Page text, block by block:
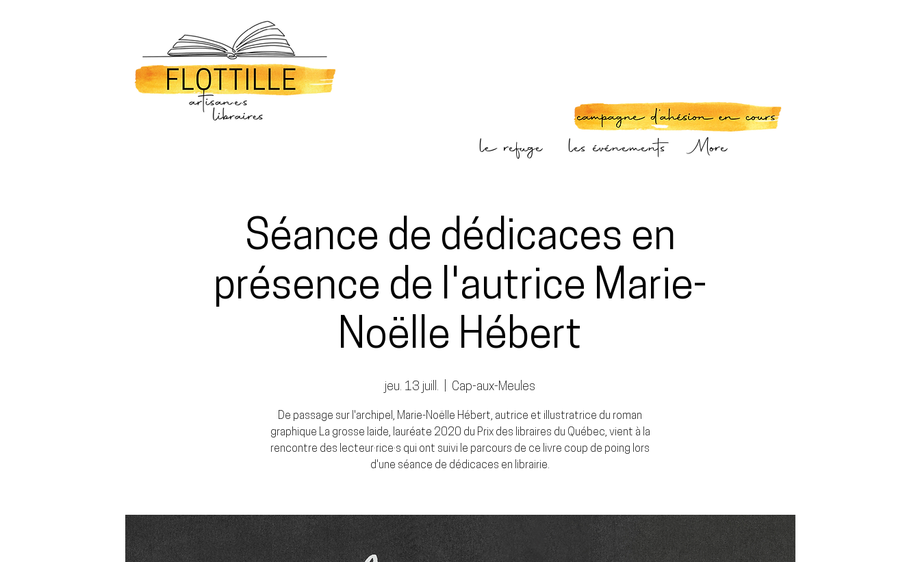
le refuge les événements More
Séance de dédicaces en
présence de l'autrice Marie-
Noëlle Hébert
jeu. 13 juill. Cap-aux-Meules
De passage sur l'archipel, Marie-Noëlle Hébert, autrice et illustratrice du roman
graphique La grosse laide, lauréate 2020 du Prix des libraires du Québec, vient à la
rencontre des lecteur·rice·s qui ont suivi le parcours de ce livre coup de poing lors
d'une séance de dédicaces en librairie.